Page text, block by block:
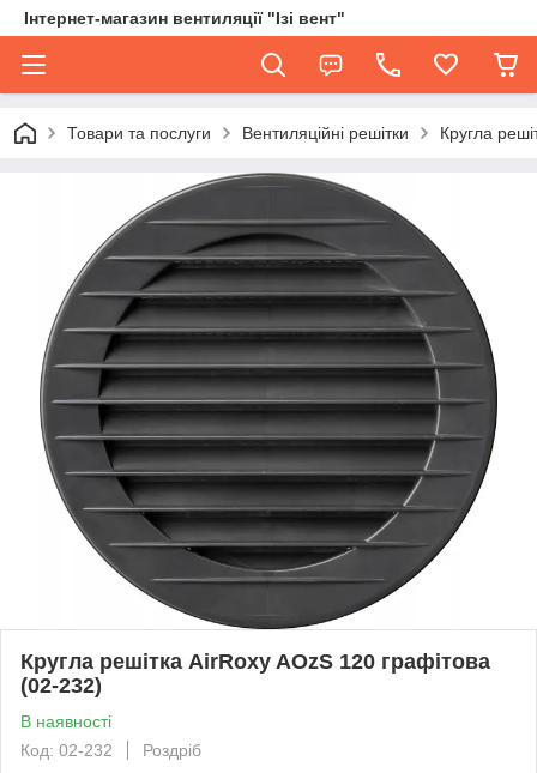
Інтернет-магазин вентиляції "Ізі вент"
Товари та послуги Вентиляційні решітки Кругла
Кругла решітка AirRoxy AOzS 120 графітова
(02-232)
В наявності
Код: 02-232
Роздріб